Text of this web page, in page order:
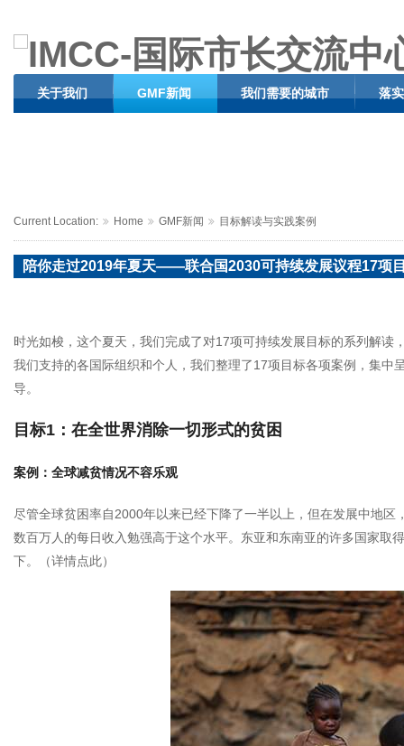
关于我们 GMF新闻 我们需要的城市 落
Current Location: Home GMF新闻 目标解读与实践案例
陪你走过2019年夏天——联合国2030可持续发展议程17项
时光如梭，这个夏天，我们完成了对17项可持续发展目标的系列解
我们支持的各国际组织和个人，我们整理了17项目标各项案例，集
导。
目标1：在全世界消除一切形式的贫困
案例：全球减贫情况不容乐观
尽管全球贫困率自2000年以来已经下降了一半以上，但在发展中地
数百万人的每日收入勉强高于这个水平。东亚和东南亚的许多国家取
下。（详情点此）